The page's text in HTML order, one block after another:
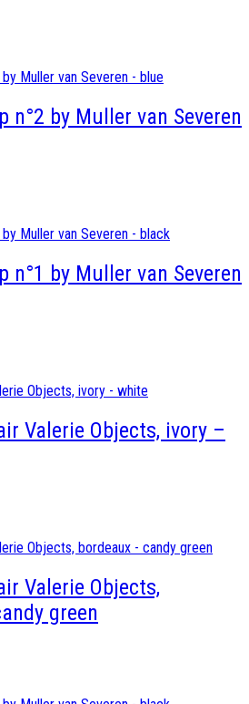
n°2 by Muller van Severen
n°1 by Muller van Severen
Valerie Objects, ivory –
Valerie Objects,
green